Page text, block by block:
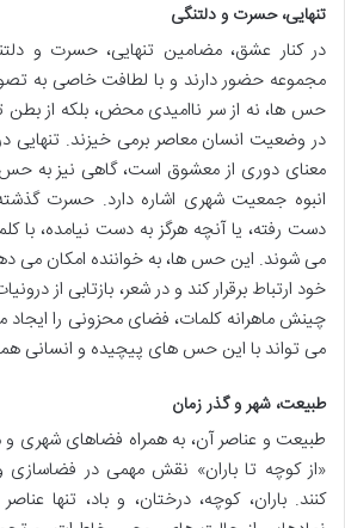
تنهایی، حسرت و دلتنگی
در کنار عشق، مضامین تنهایی، حسرت و
مجموعه حضور دارند و با لطافت خاصی به
حس ها، نه از سر ناامیدی محض، بلکه از بطن
در وضعیت انسان معاصر برمی خیزند. تنهایی
معنای دوری از معشوق است، گاهی نیز به
انبوه جمعیت شهری اشاره دارد. حسرت
دست رفته، یا آنچه هرگز به دست نیامده، با
می شوند. این حس ها، به خواننده امکان می
خود ارتباط برقرار کند و در شعر، بازتابی از
چینش ماهرانه کلمات، فضای محزونی را
می تواند با این حس های پیچیده و انسانی
طبیعت، شهر و گذر زمان
طبیعت و عناصر آن، به همراه فضاهای شهری و
«از کوچه تا باران» نقش مهمی در فضاسازی
کنند. باران، کوچه، درختان، و باد، تنها